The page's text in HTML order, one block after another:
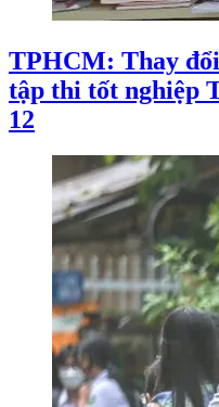
TPHCM: Thay
tập thi tốt nghiệp
12